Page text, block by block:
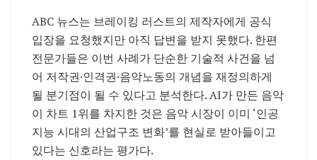
ABC 뉴스는 브레이킹 러스트의 제작자에게 공식
입장을 요청했지만 아직 답변을 받지 못했다. 한편
전문가들은 이번 사례가 단순한 기술적 사건을 넘
어 저작권·인격권·음악노동의 개념을 재정의하게
될 분기점이 될 수 있다고 분석한다. AI가 만든 음악
이 차트 1위를 차지한 것은 음악 시장이 이미 ‘인공
지능 시대의 산업구조 변화’를 현실로 받아들이고
있다는 신호라는 평가다.